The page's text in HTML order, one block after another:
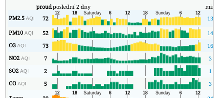
proudposlední 2 dny min
PM2.5AQI 72
13
PM10AQI 52
14
O3AQI 73
16
NO2AQI 7
3
SO2AQI 2
1
COAQI 5
3